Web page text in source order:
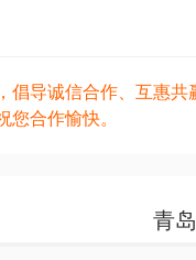
倡导诚信合作、互惠
合作愉快。
青